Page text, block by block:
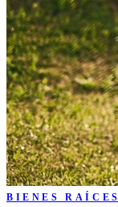
BIENES RAÍCES